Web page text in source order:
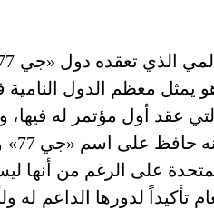
يمثل معظم الدول
التي عقد أول مؤتمر له
الدول
على الرغم من